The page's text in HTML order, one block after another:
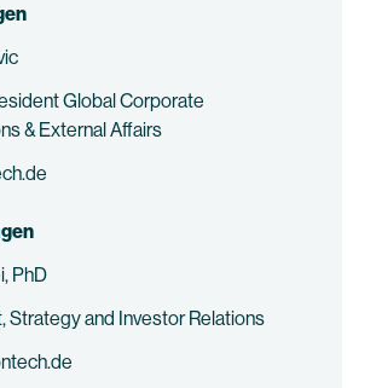
Global Corporate
& External Affairs
PhD
Strategy and Investor Relations